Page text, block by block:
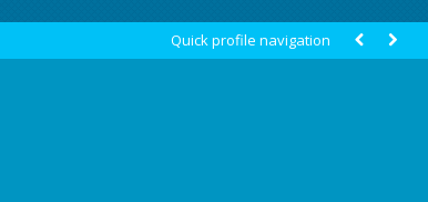
Quick profile navigation